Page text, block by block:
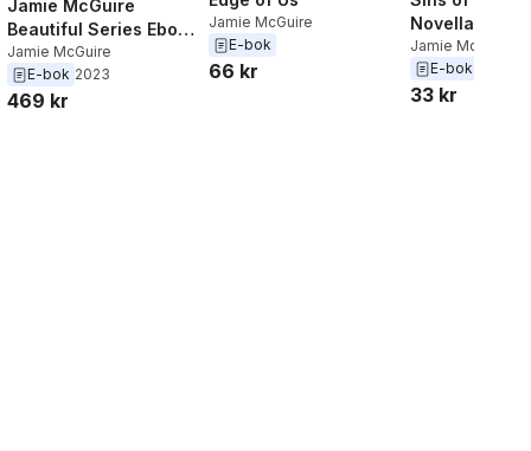
Jamie McGuire
Beautiful Series Ebook
Boxed Set
Jamie McGuire
E-bok 2023
469 kr
Jamie McGuire
E-bok
66 kr
Novella
Jamie McGuire
E-bok
33 kr